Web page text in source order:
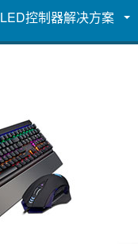
LED控制器解决方案